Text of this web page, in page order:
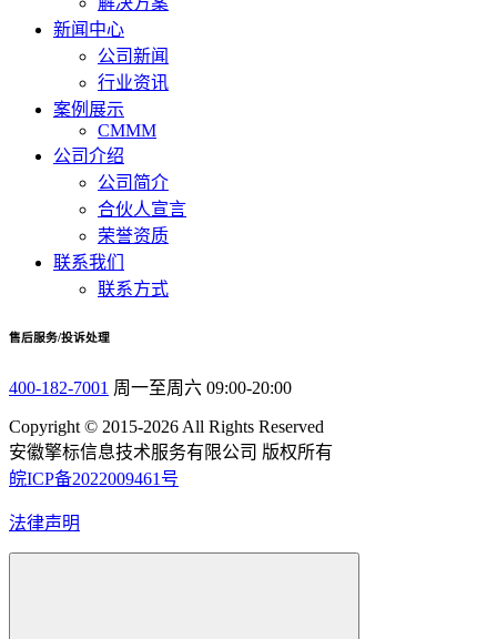
新闻中心
公司新闻
行业资讯
案例展示
CMMM
公司介绍
公司简介
合伙人宣言
荣誉资质
联系我们
联系方式
售后服务/投诉处理
400-182-7001 周一至周六 09:00-20:00
Copyright © 2015-2026 All Rights Reserved
安徽擎标信息技术服务有限公司 版权所有
皖ICP备2022009461号
法律声明